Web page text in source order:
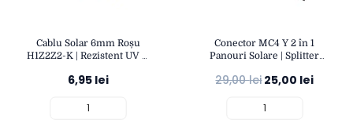
Cablu Solar 6mm Roșu
H1Z2Z2-K | Rezistent UV și
Fotovoltaice Durabile |
6,95 lei
Conector MC4 Y 2 în 1
Panouri Solare | Splitter
OPEN
29,00lei25,00 lei